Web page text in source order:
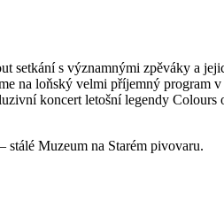
s významnými zpěváky a
na loňský velmi příjemný program
koncert letošní legendy
Muzeum na Starém pivovaru.